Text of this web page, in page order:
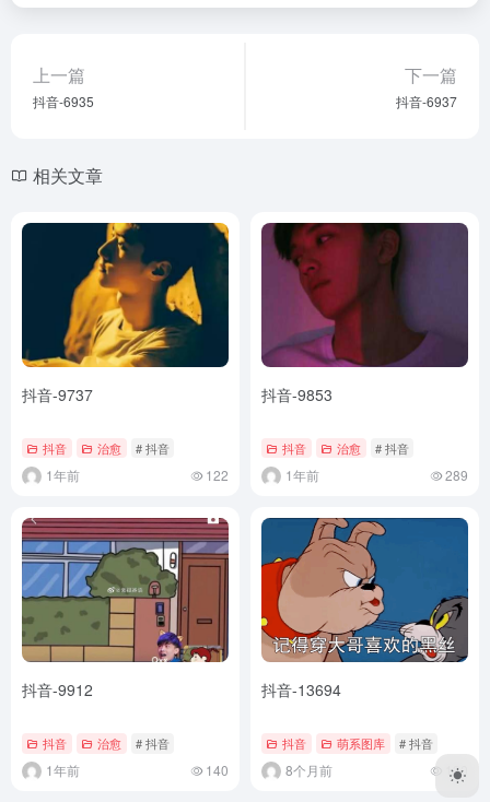
上一篇
抖音-6935
下一篇
抖音-6937
相关文章
抖音-9737
抖音 治愈 # 抖音
1年前 122
抖音-9853
抖音 治愈 # 抖音
1年前 289
抖音-9912
抖音 治愈 # 抖音
1年前 140
抖音-13694
抖音 萌系图库 # 抖音
8个月前 130